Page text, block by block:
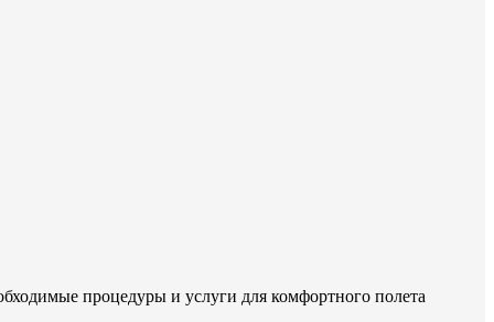
процедуры и услуги для комфортного полета